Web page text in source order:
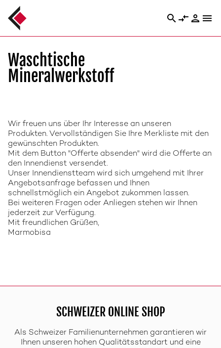
search compare_arrows person menu
Waschtische
Mineralwerkstoff
Wir freuen uns über Ihr Interesse an unseren
Produkten. Vervollständigen Sie Ihre Merkliste mit den
gewünschten Produkten.
Mit dem Button "Offerte absenden" wird die Offerte an
den Innendienst versendet.
Unser Innendienstteam wird sich umgehend mit Ihrer
Angebotsanfrage befassen und Ihnen
schnellstmöglich ein Angebot zukommen lassen.
Bei weiteren Fragen oder Anliegen stehen wir Ihnen
jederzeit zur Verfügung.
Mit freundlichen Grüßen,
Marmobisa
SCHWEIZER ONLINE SHOP
Als Schweizer Familienunternehmen garantieren wir
Ihnen unseren hohen Qualitätsstandart und eine